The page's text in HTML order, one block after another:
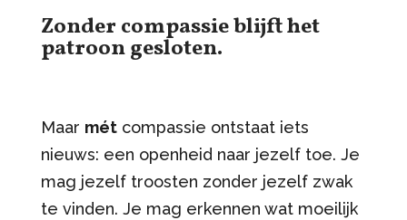
Zonder compassie blijft het
patroon gesloten.
Maar métcompassie ontstaat iets
nieuws: een openheid naar jezelf toe. Je
mag jezelf troosten zonder jezelf zwak
te vinden. Je mag erkennen wat moeilijk